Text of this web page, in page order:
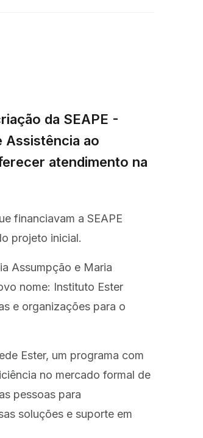
da SEAPE -
Assistência ao
atendimento na
financiavam a SEAPE
projeto inicial.
Assumpção e Maria
nome: Instituto Ester
e organizações para o
Ester, um programa com
no mercado formal de
pessoas para
soluções e suporte em